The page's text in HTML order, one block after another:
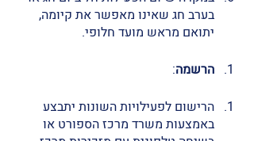
בערב חג שאינו מאפשר את קיומה,
יתואם מראש מועד חלופי.
הרשמה:
הרישום לפעילויות השונות יתבצע
באמצעות משרד מרכז הספורט או